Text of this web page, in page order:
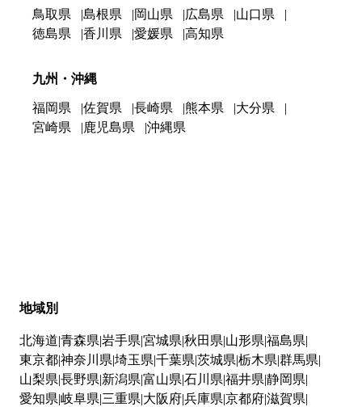
鳥取県 島根県 岡山県 広島県
山口県
徳島県
香川県 愛媛県 高知県
九州・沖縄
福岡県 佐賀県 長崎県 熊本県
大分県
宮崎県
鹿児島県 沖縄県
地域別
北海道 青森県 岩手県 宮城県 秋田県 山形県 福島県
東京都神奈川県 埼玉県 千葉県 茨城県 栃木県 群馬県
山梨県 長野県 新潟県 富山県 石川県 福井県 静岡県
愛知県 岐阜県 三重県 大阪府兵庫県 京都府滋賀県